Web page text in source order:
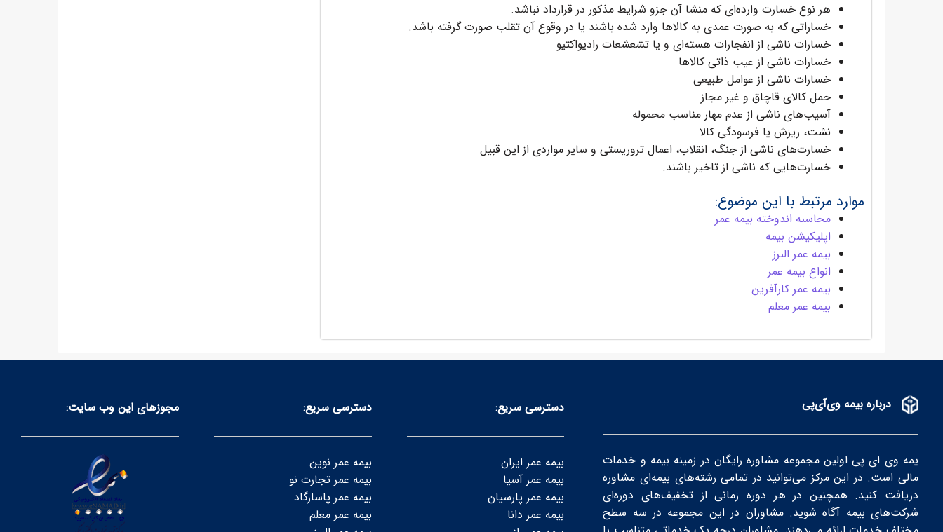
هر نوع خسارت وارده‌ای که منشا آن جزو شرایط مذکور در قرارداد نباشد.
خساراتی که به صورت عمدی به کالاها وارد شده باشند یا در وقوع آن تقلب صورت گرفته باشد.
خسارات ناشی از انفجارات هسته‌ای و یا تشعشعات رادیواکتیو
خسارات ناشی از عیب ذاتی کالاها
خسارات ناشی از عوامل طبیعی
حمل کالای قاچاق و غیر مجاز
آسیب‌های ناشی از عدم مهار مناسب محموله
نشت، ریزش یا فرسودگی کالا
خسارت‌های ناشی از جنگ، انقلاب، اعمال تروریستی و سایر مواردی از این قبیل
خسارت‌هایی که ناشی از تاخیر باشند.
موارد مرتبط با این موضوع:
محاسبه اندوخته بیمه عمر
اپلیکیشن بیمه
بیمه عمر البرز
انواع بیمه عمر
بیمه عمر کارآفرین
بیمه عمر معلم
درباره بیمه وی‌آی‌پی
یمه وی ای پی اولین مجموعه مشاوره رایگان در زمینه بیمه و خدمات
مالی است. در این مرکز می‌توانید در تمامی رشته‌های بیمه‌ای مشاوره
دریافت کنید. همچنین در هر دوره زمانی از تخفیف‌های دوره‌ای
شرکت‌های بیمه‌ آگاه شوید. مشاوران در این مجموعه در سه سطح‌
دسترسی سریع:
بیمه عمر ایران
بیمه عمر آسیا
بیمه عمر پارسیان
بیمه عمر دانا
دسترسی سریع:
بیمه عمر نوین
بیمه عمر تجارت نو
بیمه عمر پاسارگاد
بیمه عمر معلم
مجوز‌های این وب سایت: